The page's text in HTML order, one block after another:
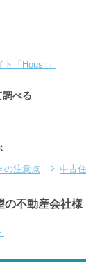
「Housii」
調べる
の注意点 中古
の不動産会社様